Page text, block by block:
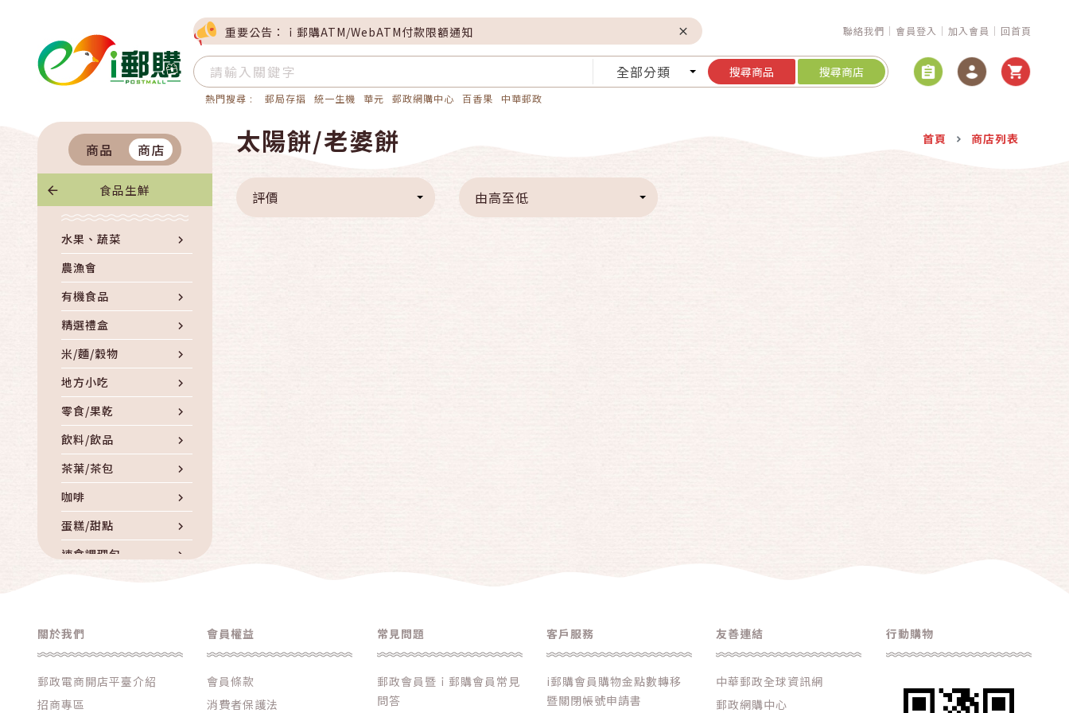
重要公告：ｉ郵購ATM/WebATM付款限額通知 聯絡我們 會員登入 加入會員 回首頁
全部分類 搜尋商品 搜尋商店
熱門搜尋 : 郵局存摺 統一生機 華元 郵政網購中心 百香果 中華郵政
商品 商店
食品生鮮
水果、蔬菜
農漁會
有機食品
精選禮盒
米/麵/穀物
地方小吃
零食/果乾
飲料/飲品
茶葉/茶包
咖啡
蛋糕/甜點
速食調理包
南北貨/乾貨
冷凍冷藏
太陽餅/老婆餅 首頁 商店列表
評價 由高至低
關於我們
郵政電商開店平臺介紹
招商專區
會員權益
會員條款
消費者保護法
常見問題
郵政會員暨ｉ郵購會員常見
問答
客戶服務
i郵購會員購物金點數轉移
暨關閉帳號申請書
友善連結
中華郵政全球資訊網
郵政網購中心
行動購物